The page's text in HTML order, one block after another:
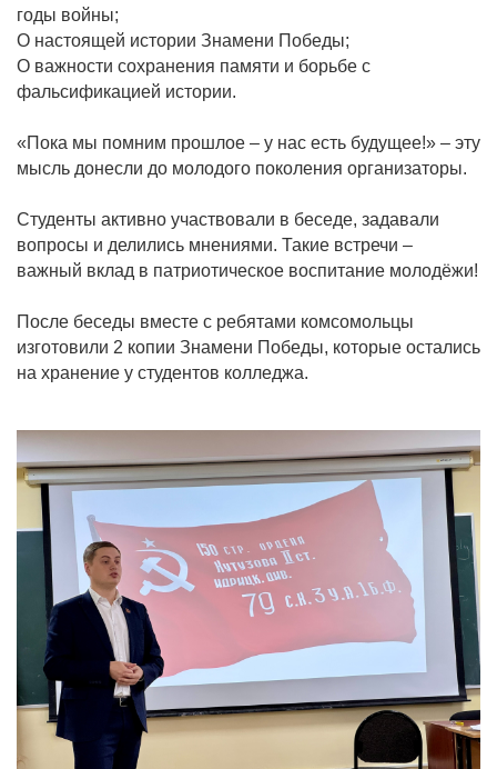
годы войны;
О настоящей истории Знамени Победы;
О важности сохранения памяти и борьбе с
фальсификацией истории.
«Пока мы помним прошлое – у нас есть будущее!» – эту
мысль донесли до молодого поколения организаторы.
Студенты активно участвовали в беседе, задавали
вопросы и делились мнениями. Такие встречи –
важный вклад в патриотическое воспитание молодёжи!
После беседы вместе с ребятами комсомольцы
изготовили 2 копии Знамени Победы, которые остались
на хранение у студентов колледжа.